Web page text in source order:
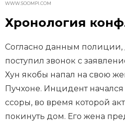
WWW.SOOMPI.COM
Хронология
Согласно данным
поступил звонок с
Хун якобы напал на свою
Пучхоне. Инцидент
ссоры, во время которой
покинуть дом. Его жена